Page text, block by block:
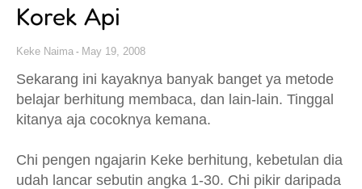
Korek Api
Keke Naima May 19, 2008
Sekarang ini kayaknya banyak banget ya metode
belajar berhitung membaca, dan lain-lain. Tinggal
kitanya aja cocoknya kemana.
Chi pengen ngajarin Keke berhitung, kebetulan dia
udah lancar sebutin angka 1-30. Chi pikir daripada